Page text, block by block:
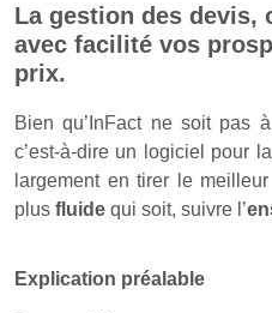
La gestion des devis,
avec facilité vos
prix.
Bien qu’InFact ne soit pas
c’est-à-dire un logiciel pour la
largement en tirer le
plus fluide qui soit, suivre l’
Explication préalable